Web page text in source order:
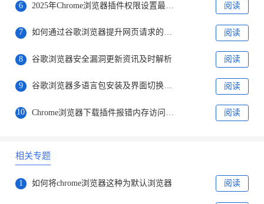
6 阅读
7 如何通过谷歌浏览器提升网页请求的优先级 阅读
8 谷歌浏览器安全漏洞更新资讯及时解析 阅读
9 谷歌浏览器多语言包安装及界面切换操作教程 阅读
10 阅读
相关专题
1 如何将chrome浏览器这种为默认浏览器 阅读